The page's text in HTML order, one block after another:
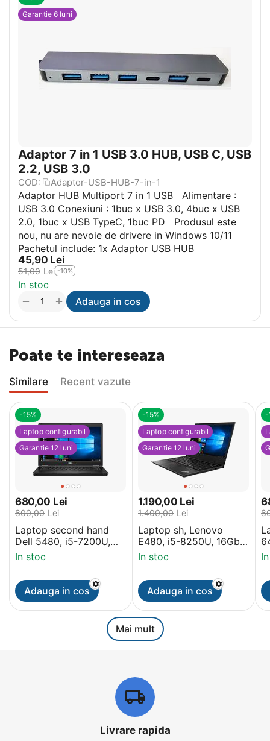
Garantie 6 luni
Adaptor 7 in 1 USB 3.0 HUB, USB C, USB
2.2, USB 3.0
COD: Adaptor-USB-HUB-7-in-1
Adaptor HUB Multiport 7 in 1 USB Alimentare :
USB 3.0 Conexiuni : 1buc x USB 3.0, 4buc x USB
2.0, 1buc x USB TypeC, 1buc PD Produsul este
nou, nu are nevoie de drivere in Windows 10/11
Pachetul include: 1x Adaptor USB HUB
45,90 Lei
51,00 Lei -10%
In stoc
+
− Adauga in cos
Poate te intereseaza
Similare Recent vazute
-15%
Laptop configurabil
Garantie 12 luni
680,00 Lei
800,00 Lei
Laptop second hand
Dell 5480, i5-7200U,
8Gb, SSD 256Gb,
14inch Display
In stoc
Adauga in cos
-15%
Laptop configurabil
Garantie 12 luni
1.190,00 Lei
1.400,00 Lei
Laptop sh, Lenovo
E480, i5-8250U, 16Gb,
256Gb M2, 14 inch
Grad A- Display, Win 11
In stoc
Adauga in cos
-
Mai mult
Livrare rapida